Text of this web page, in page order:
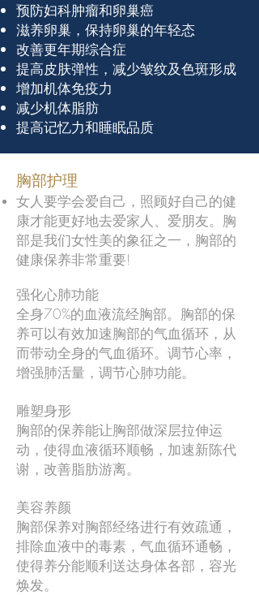
预防妇科肿瘤和卵巢癌
滋养卵巢，保持卵巢的年轻态
改善更年期综合症
提高皮肤弹性，减少皱纹及色斑形成
增加机体免疫力
减少机体脂肪
提高记忆力和睡眠品质
胸部护理
女人要学会爱自己，照顾好自己的健
康才能更好地去爱家人、爱朋友。胸
部是我们女性美的象征之一，胸部的
健康保养非常重要!
强化心肺功能
全身70%的血液流经胸部。胸部的保
养可以有效加速胸部的气血循环，从
而带动全身的气血循环。调节心率，
增强肺活量，调节心肺功能。
雕塑身形
胸部的保养能让胸部做深层拉伸运
动，使得血液循环顺畅，加速新陈代
谢，改善脂肪游离。
美容养颜
胸部保养对胸部经络进行有效疏通，
排除血液中的毒素，气血循环通畅，
使得养分能顺利送达身体各部，容光
焕发。